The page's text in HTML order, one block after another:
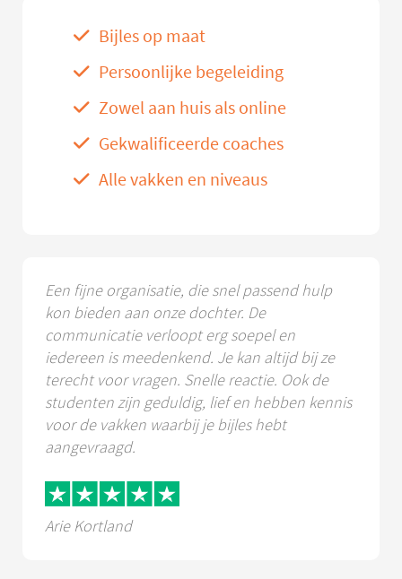
Bijles op maat
Persoonlijke begeleiding
Zowel aan huis als online
Gekwalificeerde coaches
Alle vakken en niveaus
Een fijne organisatie, die snel passend hulp
kon bieden aan onze dochter. De
communicatie verloopt erg soepel en
iedereen is meedenkend. Je kan altijd bij ze
terecht voor vragen. Snelle reactie. Ook de
studenten zijn geduldig, lief en hebben kennis
voor de vakken waarbij je bijles hebt
aangevraagd.
Arie Kortland